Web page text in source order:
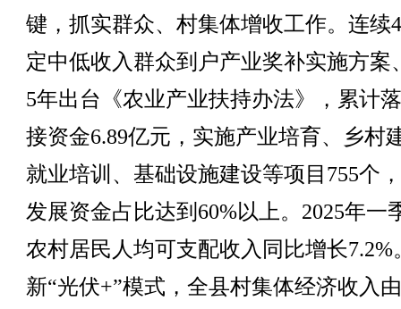
键，抓实群众、村集体增收工作。连续
定中低收入群众到户产业奖补实施方案
5年出台《农业产业扶持办法》，累计
接资金6.89亿元，实施产业培育、乡村
就业培训、基础设施建设等项目755个
发展资金占比达到60%以上。2025年一
农村居民人均可支配收入同比增长7.2%
新“光伏+”模式，全县村集体经济收入